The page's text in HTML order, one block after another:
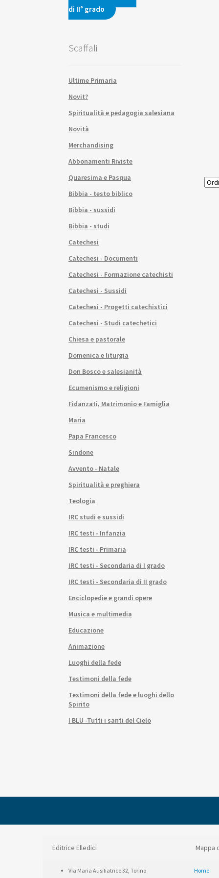
di II° grado
Scaffali
Ultime Primaria
Novit?
Spiritualità e pedagogia salesiana
Novità
Merchandising
Abbonamenti Riviste
Quaresima e Pasqua
Bibbia - testo biblico
Bibbia - sussidi
Bibbia - studi
Catechesi
Catechesi - Documenti
Catechesi - Formazione catechisti
Catechesi - Sussidi
Catechesi - Progetti catechistici
Catechesi - Studi catechetici
Chiesa e pastorale
Domenica e liturgia
Don Bosco e salesianità
Ecumenismo e religioni
Fidanzati, Matrimonio e Famiglia
Maria
Papa Francesco
Sindone
Avvento - Natale
Spiritualità e preghiera
Teologia
IRC studi e sussidi
IRC testi - Infanzia
IRC testi - Primaria
IRC testi - Secondaria di I grado
IRC testi - Secondaria di II grado
Enciclopedie e grandi opere
Musica e multimedia
Educazione
Animazione
Luoghi della fede
Testimoni della fede
Testimoni della fede e luoghi dello
Spirito
I BLU -Tutti i santi del Cielo
Editrice Elledici Mappa
Via Maria Ausiliatrice 32, Torino
Home